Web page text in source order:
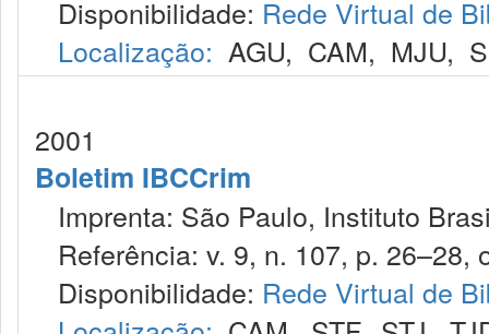
Disponibilidade: Rede Virtual de
Localização: AGU, CAM, MJU,
2001
Boletim IBCCrim
Imprenta: São Paulo, Instituto
Referência: v. 9, n. 107, p. 26–28,
Disponibilidade: Rede Virtual de